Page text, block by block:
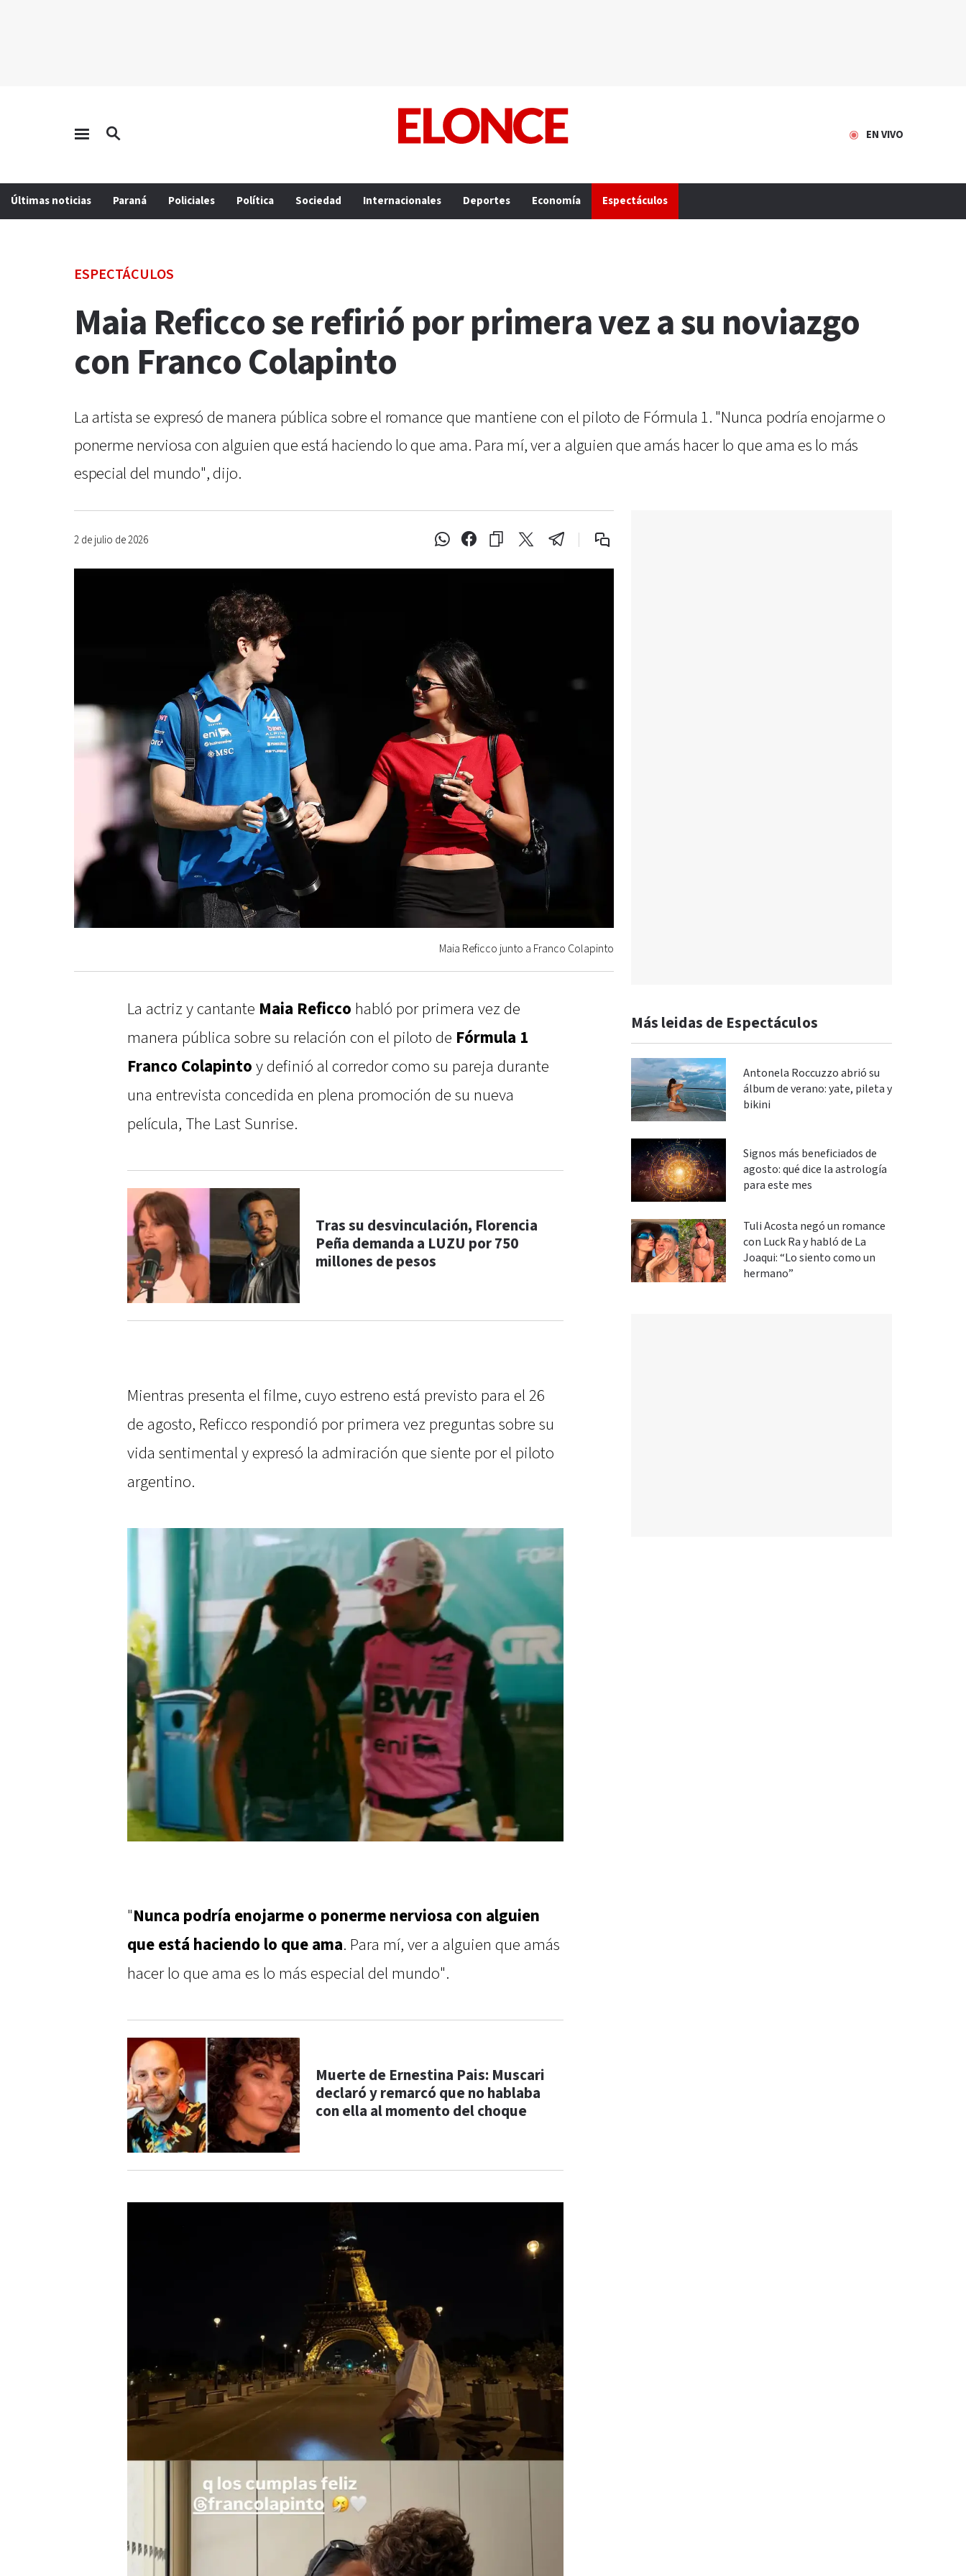
EN VIVO
Últimas noticias Paraná Policiales Política Sociedad Internacionales Deportes Economía Espectáculos
ESPECTÁCULOS
Maia Reficco se refirió por primera vez a su noviazgo
con Franco Colapinto
La artista se expresó de manera pública sobre el romance que mantiene con el piloto de Fórmula 1. "Nunca podría enojarme o
ponerme nerviosa con alguien que está haciendo lo que ama. Para mí, ver a alguien que amás hacer lo que ama es lo más
especial del mundo", dijo.
2 de julio de 2026
Maia Reficco junto a Franco Colapinto
La actriz y cantante Maia Reficco habló por primera vez de
manera pública sobre su relación con el piloto de Fórmula 1
Franco Colapinto y definió al corredor como su pareja durante
una entrevista concedida en plena promoción de su nueva
película, The Last Sunrise.
Tras su desvinculación, Florencia
Peña demanda a LUZU por 750
millones de pesos
Mientras presenta el filme, cuyo estreno está previsto para el 26
de agosto, Reficco respondió por primera vez preguntas sobre su
vida sentimental y expresó la admiración que siente por el piloto
argentino.
"Nunca podría enojarme o ponerme nerviosa con alguien
que está haciendo lo que ama. Para mí, ver a alguien que amás
hacer lo que ama es lo más especial del mundo".
Muerte de Ernestina Pais: Muscari
declaró y remarcó que no hablaba
con ella al momento del choque
Más leidas de Espectáculos
Antonela Roccuzzo abrió su
álbum de verano: yate, pileta y
bikini
Signos más beneficiados de
agosto: qué dice la astrología
para este mes
Tuli Acosta negó un romance
con Luck Ra y habló de La
Joaqui: “Lo siento como un
hermano”